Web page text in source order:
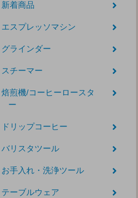
新着商品
エスプレッソマシン
グラインダー
スチーマー
焙煎機/コーヒーロースタ
ー
ドリップコーヒー
バリスタツール
お手入れ・洗浄ツール
テーブルウェア